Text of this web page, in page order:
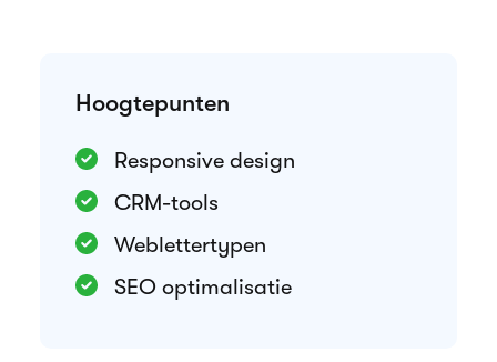
Hoogtepunten
Responsive design
CRM-tools
Weblettertypen
SEO optimalisatie